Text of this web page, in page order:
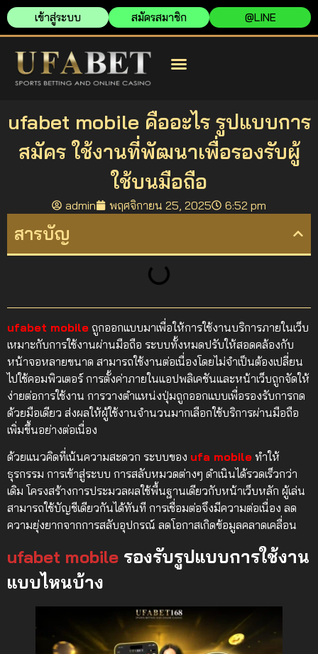
เข้าสู่ระบบ สมัครสมาชิก @LINE
ufabet mobile คืออะไร รูปแบบการ
สมัคร ใช้งานที่พัฒนาเพื่อรองรับผู้
ใช้บนมือถือ
admin พฤศจิกายน 25, 2025 6:52 pm
สารบัญ
ufabet mobile ถูกออกแบบมาเพื่อให้การใช้งานบริการภายในเว็บ
เหมาะกับการใช้งานผ่านมือถือ ระบบทั้งหมดปรับให้สอดคล้องกับ
หน้าจอหลายขนาด สามารถใช้งานต่อเนื่องโดยไม่จำเป็นต้องเปลี่ยน
ไปใช้คอมพิวเตอร์ การตั้งค่าภายในแอปพลิเคชันและหน้าเว็บถูกจัดให้
ง่ายต่อการใช้งาน การวางตำแหน่งปุ่มถูกออกแบบเพื่อรองรับการกด
ด้วยมือเดียว ส่งผลให้ผู้ใช้งานจำนวนมากเลือกใช้บริการผ่านมือถือ
เพิ่มขึ้นอย่างต่อเนื่อง
ด้วยแนวคิดที่เน้นความสะดวก ระบบของ ufa mobile ทำให้
ธุรกรรม การเข้าสู่ระบบ การสลับหมวดต่างๆ ดำเนินได้รวดเร็วกว่า
เดิม โครงสร้างการประมวลผลใช้พื้นฐานเดียวกับหน้าเว็บหลัก ผู้เล่น
สามารถใช้บัญชีเดียวกันได้ทันที การเชื่อมต่อจึงมีความต่อเนื่อง ลด
ความยุ่งยากจากการสลับอุปกรณ์ ลดโอกาสเกิดข้อมูลคลาดเคลื่อน
ufabet mobile รองรับรูปแบบการใช้งาน
แบบไหนบ้าง